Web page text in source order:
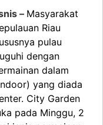
– Masyarakat
Riau
pulau
dengan
dalam
yang diada
City Garden
pada Minggu, 2